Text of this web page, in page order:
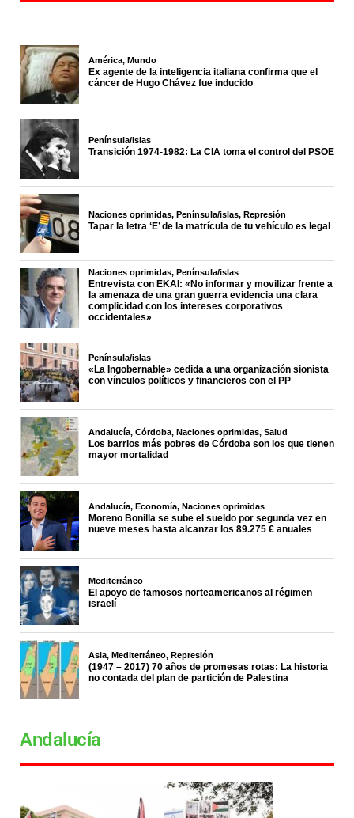
Andalucía